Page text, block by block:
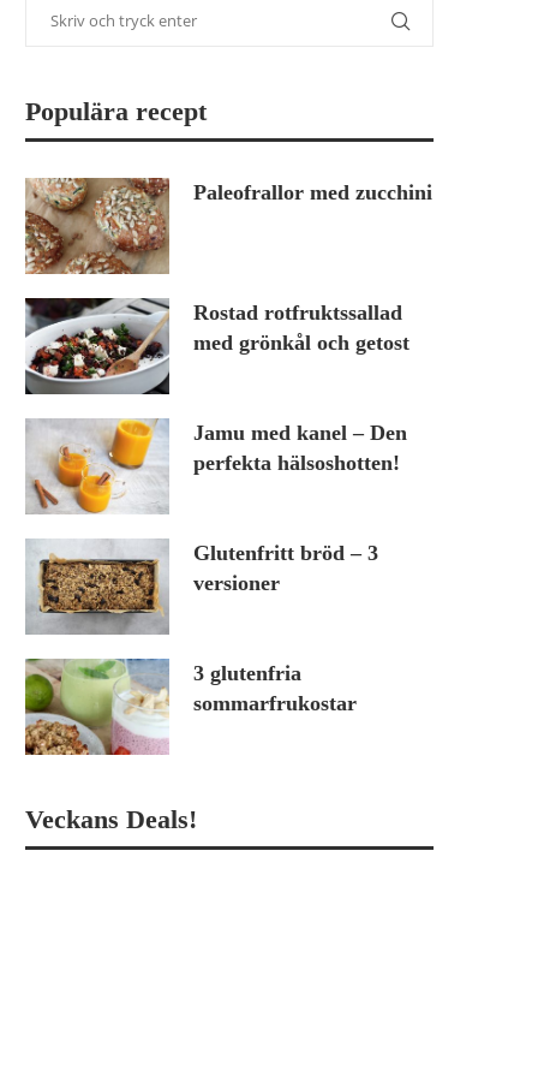
Populära recept
Paleofrallor med zucchini
Rostad rotfruktssallad
med grönkål och getost
Jamu med kanel – Den
perfekta hälsoshotten!
Glutenfritt bröd – 3
versioner
3 glutenfria
sommarfrukostar
Veckans Deals!